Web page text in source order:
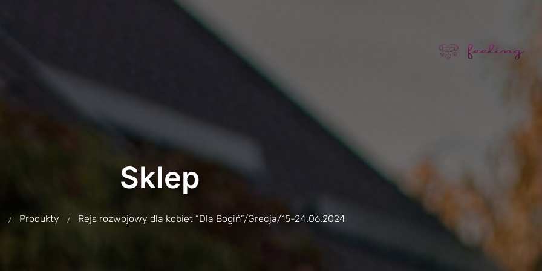
Sklep
/ Produkty / Rejs rozwojowy dla kobiet “Dla Bogiń”/Grecja/15-24.06.2024